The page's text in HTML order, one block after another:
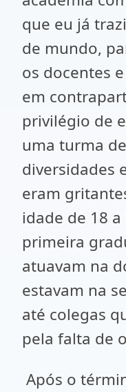
que eu já
de mundo,
os docentes
em
privilégio de
uma turma
diversidades
eram
idade de 18
primeira
atuavam na
estavam na
até colegas
pela falta de
Após o